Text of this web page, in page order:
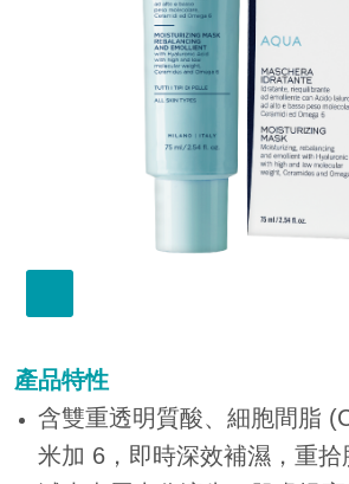
產品特性
含雙重透明質酸、細胞間脂
米加 6，即時深效補濕，重拾